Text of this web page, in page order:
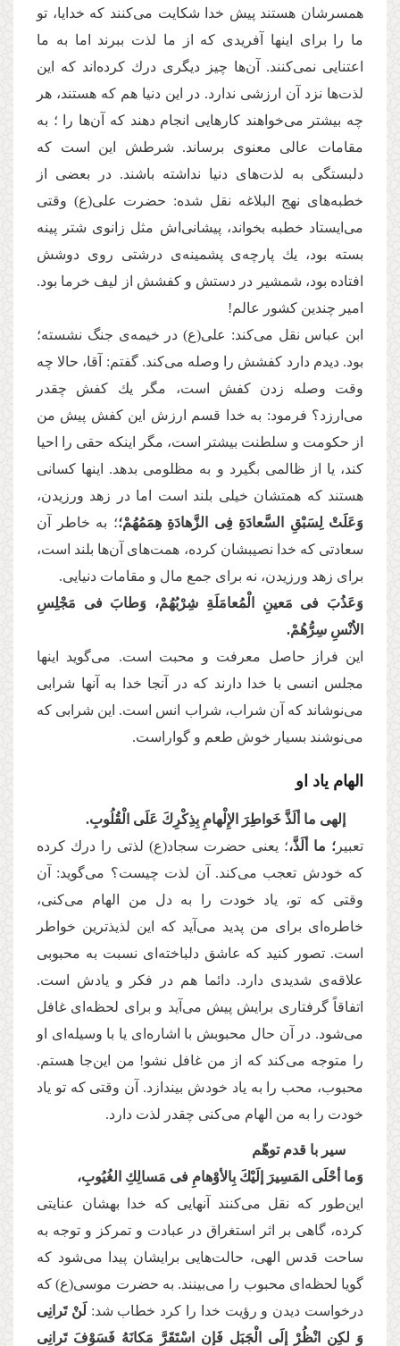
همسرشان هستند پیش خدا شكایت می‌‌كنند كه خدایا، تو
ما را برای اینها آفریدی كه از ما لذت ببرند اما به ما
اعتنایی نمی‌كنند. آن‌ها چیز دیگری درك كرده‌اند كه این
لذت‌ها نزد آن ارزشی ندارد. در این دنیا هم كه هستند، هر
چه بیشتر می‌‌خواهند كارهایی انجام دهند كه آن‌ها را ؛ به
مقامات عالی معنوی برساند. شرطش این است كه
دلبستگی به لذت‌های دنیا نداشته باشند. در بعضی از
خطبه‌‌های نهج البلاغه نقل شده: حضرت علی(ع) وقتی
می‌ایستاد خطبه بخواند، پیشانی‌‌اش مثل زانوی شتر پینه
بسته بود، یك پارچه‌‌ی پشمینه‌‌ی درشتی روی دوشش
افتاده بود، شمشیر در دستش و كفشش از لیف خرما بود.
امیر چندین كشور عالم!
ابن عباس نقل می‌‌كند: علی(ع) در خیمه‌ی جنگ نشسته‌؛
بود. دیدم دارد كفشش را وصله می‌‌كند. گفتم: آقا، حالا چه
وقت وصله زدن كفش است، مگر یك كفش چقدر
می‌‌ارزد؟ فرمود: به خدا قسم ارزش این كفش پیش من
از حكومت و سلطنت بیشتر است، مگر اینكه حقی را احیا
كند، یا از ظالمی بگیرد و به مظلومی بدهد. اینها كسانی
هستند كه همتشان خیلی بلند است اما در زهد ورزیدن،
وَعَلَتْ لِسَبْقِ السَّعادَةِ فِی الزَّهادَةِ هِمَمُهُمْ؛؛ به خاطر آن
سعادتی كه خدا نصیبشان كرده، همت‌های آن‌ها بلند است،
برای زهد ورزیدن، نه برای جمع مال و مقامات دنیایی.
وَعَذُبَ فی مَعینِ الْمُعامَلَةِ شِرْبُهُمْ، وَطابَ فی مَجْلِسِ
الاُنْسِ سِرُّهُمْ.
این فراز حاصل معرفت و محبت است. می‌‌گوید اینها
مجلس انسی با خدا دارند كه در آنجا خدا به آنها شرابی
می‌‌نوشاند كه آن شراب، شراب انس است. این شرابی كه
می‌‌نوشند بسیار خوش طعم و گواراست.
الهام یاد او
إلهی ما ألَذَّ خَواطِرَ الإِلْهامِ بِذِكْرِكَ عَلَی الْقُلُوبِ.
تعبیر ؛ ما ألَذَّ،؛ یعنی حضرت سجاد(ع) لذتی را درك كرده
كه خودش تعجب می‌‌كند. آن لذت چیست؟ می‌‌گوید: آن
وقتی كه تو، یاد خودت را به دل من الهام می‌‌كنی،
خاطره‌‌ای برای من پدید می‌‌آید كه این لذیذترین خواطر
است. تصور كنید كه عاشق دلباخته‌‌ای نسبت به محبوبی
علاقه‌‌ی شدیدی دارد. دائما هم در فكر و یادش است.
اتفاقاً گرفتاری برایش پیش می‌‌آید و برای لحظه‌‌ای غافل
می‌‌شود. در آن حال محبوبش با اشاره‌‌ای یا با وسیله‌‌ای او
را متوجه می‌كند كه از من غافل نشو! من این‌‌جا هستم.
محبوب، محب را به یاد خودش بیندازد. آن وقتی كه تو یاد
خودت را به من الهام می‌‌كنی چقدر لذت دارد.
سیر با قدم توهّم
وَما أحْلَی المَسِیرَ إلَیْكَ بِالأوْهامِ فی مَسالِكِ الغُیُوبِ،
این‌‌طور كه نقل می‌‌كنند آنهایی كه خدا بهشان عنایتی
كرده، گاهی بر اثر استغراق در عبادت و تمركز و توجه به
ساحت قدس الهی، حالت‌هایی برایشان پیدا می‌‌شود كه
گویا لحظه‌‌ای محبوب را می‌‌بینند. به حضرت موسی(ع) كه
درخواست دیدن و رؤیت خدا را كرد خطاب شد: لَنْ تَرانِی
وَ لكِنِ انْظُرْ إِلَی الْجَبَلِ فَإِنِ اسْتَقَرَّ مَكانَهُ فَسَوْفَ تَرانِی